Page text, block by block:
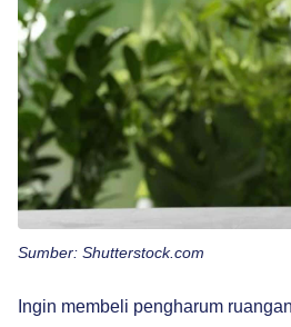
Sumber: Shutterstock.com
Ingin membeli pengharum